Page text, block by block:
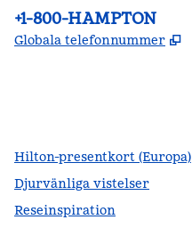
Telefon:
+1-800-HAMPTON
Globala telefonnummer ,
Hilton-presentkort (Europa)
Djurvänliga vistelser
Reseinspiration